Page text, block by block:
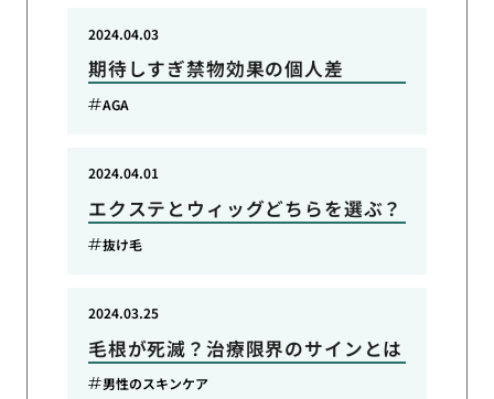
期待しすぎ禁物効果の個人差
2024.04.03
AGA
エクステとウィッグどちらを選ぶ？
2024.04.01
抜け毛
毛根が死滅？治療限界のサインとは
2024.03.25
男性のスキンケア